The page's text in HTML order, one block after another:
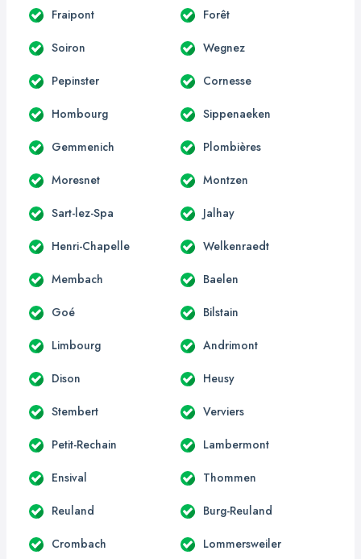
Fraipont Forêt
Soiron Wegnez
Pepinster Cornesse
Hombourg Sippenaeken
Gemmenich Plombières
Moresnet Montzen
Sart-lez-Spa Jalhay
Henri-Chapelle Welkenraedt
Membach Baelen
Goé Bilstain
Limbourg Andrimont
Dison Heusy
Stembert Verviers
Petit-Rechain Lambermont
Ensival Thommen
Reuland Burg-Reuland
Crombach Lommersweiler